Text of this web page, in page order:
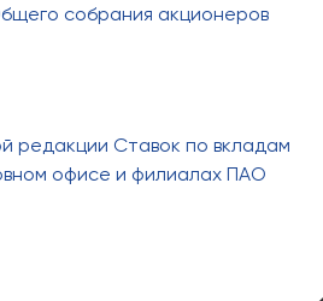
собрания акционеров
редакции Ставок по вкладам
офисе и филиалах ПАО